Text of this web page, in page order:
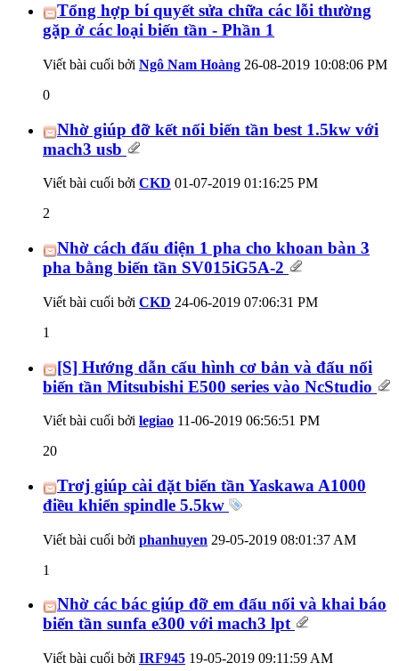
Tổng hợp bí quyết sửa chữa các lỗi thường
gặp ở các loại biến tần - Phần 1
Viết bài cuối bởi Ngô Nam Hoàng 26-08-2019 10:08:06 PM
0
Nhờ giúp đỡ kết nối biến tần best 1.5kw với
mach3 usb
Viết bài cuối bởi CKD 01-07-2019 01:16:25 PM
2
Nhờ cách đấu điện 1 pha cho khoan bàn 3
pha bằng biến tần SV015iG5A-2
Viết bài cuối bởi CKD 24-06-2019 07:06:31 PM
1
[S] Hướng dẫn cấu hình cơ bản và đấu nối
biến tần Mitsubishi E500 series vào NcStudio
Viết bài cuối bởi legiao 11-06-2019 06:56:51 PM
20
Trơj giúp cài đặt biến tần Yaskawa A1000
điều khiển spindle 5.5kw
Viết bài cuối bởi phanhuyen 29-05-2019 08:01:37 AM
1
Nhờ các bác giúp đỡ em đấu nối và khai báo
biến tần sunfa e300 với mach3 lpt
Viết bài cuối bởi IRF945 19-05-2019 09:11:59 AM